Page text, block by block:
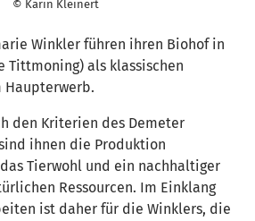
© Karin Kleinert
Winkler führen ihren Biohof in
Tittmoning) als klassischen
den Kriterien des Demeter
ihnen die Produktion
Tierwohl und ein nachhaltiger
Ressourcen. Im Einklang
ist daher für die Winklers, die